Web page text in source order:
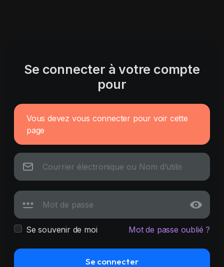
Se connecter à votre compte
pour
Vous devez vous connecter pour voir cette
page
Se souvenir de moi Mot de passe oublié ?
Se connecter